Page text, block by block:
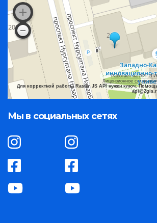
Работает на API
Лицензионное
Для корректной работы Raster JS API нужен ключ.
Мы в социальных сетях